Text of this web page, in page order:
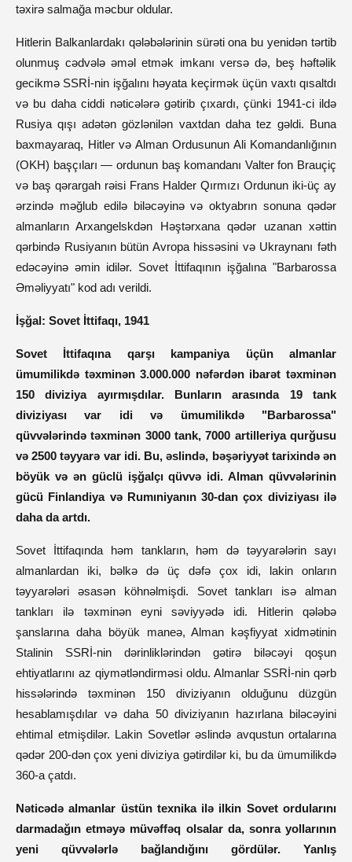
təxirə salmağa məcbur oldular.
Hitlerin Balkanlardakı qələbələrinin sürəti ona bu yenidən tərtib
olunmuş cədvələ əməl etmək imkanı versə də, beş həftəlik
gecikmə SSRİ-nin işğalını həyata keçirmək üçün vaxtı qısaltdı
və bu daha ciddi nəticələrə gətirib çıxardı, çünki 1941-ci ildə
Rusiya qışı adətən gözlənilən vaxtdan daha tez gəldi. Buna
baxmayaraq, Hitler və Alman Ordusunun Ali Komandanlığının
(OKH) başçıları — ordunun baş komandanı Valter fon Brauçiç
və baş qərargah rəisi Frans Halder Qırmızı Ordunun iki-üç ay
ərzində məğlub edilə biləcəyinə və oktyabrın sonuna qədər
almanların Arxangelskdən Həştərxana qədər uzanan xəttin
qərbində Rusiyanın bütün Avropa hissəsini və Ukraynanı fəth
edəcəyinə əmin idilər. Sovet İttifaqının işğalına "Barbarossa
Əməliyyatı" kod adı verildi.
İşğal: Sovet İttifaqı, 1941
Sovet İttifaqına qarşı kampaniya üçün almanlar
ümumilikdə təxminən 3.000.000 nəfərdən ibarət təxminən
150 diviziya ayırmışdılar. Bunların arasında 19 tank
diviziyası var idi və ümumilikdə "Barbarossa"
qüvvələrində təxminən 3000 tank, 7000 artilleriya qurğusu
və 2500 təyyarə var idi. Bu, əslində, bəşəriyyət tarixində ən
böyük və ən güclü işğalçı qüvvə idi. Alman qüvvələrinin
gücü Finlandiya və Rumıniyanın 30-dan çox diviziyası ilə
daha da artdı.
Sovet İttifaqında həm tankların, həm də təyyarələrin sayı
almanlardan iki, bəlkə də üç dəfə çox idi, lakin onların
təyyarələri əsasən köhnəlmişdi. Sovet tankları isə alman
tankları ilə təxminən eyni səviyyədə idi. Hitlerin qələbə
şanslarına daha böyük maneə, Alman kəşfiyyat xidmətinin
Stalinin SSRİ-nin dərinliklərindən gətirə biləcəyi qoşun
ehtiyatlarını az qiymətləndirməsi oldu. Almanlar SSRİ-nin qərb
hissələrində təxminən 150 diviziyanın olduğunu düzgün
hesablamışdılar və daha 50 diviziyanın hazırlana biləcəyini
ehtimal etmişdilər. Lakin Sovetlər əslində avqustun ortalarına
qədər 200-dən çox yeni diviziya gətirdilər ki, bu da ümumilikdə
360-a çatdı.
Nəticədə almanlar üstün texnika ilə ilkin Sovet ordularını
darmadağın etməyə müvəffəq olsalar da, sonra yollarının
yeni qüvvələrlə bağlandığını gördülər. Yanlış